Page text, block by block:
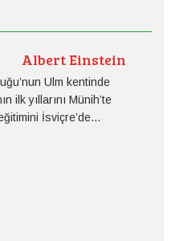
Albert Einstein
Ulm kentinde
ilk yıllarını Münih’te
İsviçre’de...